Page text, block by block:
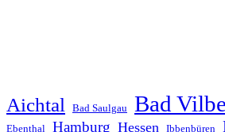
Aichtal Bad Saulgau Bad
Ebenthal
Hamburg Hessen Ibbenbüren